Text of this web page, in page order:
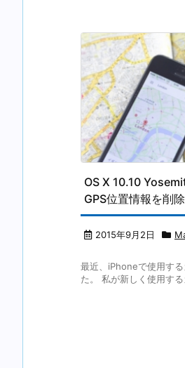
OS X 10.10
GPS位置情報を削
2015年9月2日
最近、iPhoneで使用す
た。 私が新しく使用す